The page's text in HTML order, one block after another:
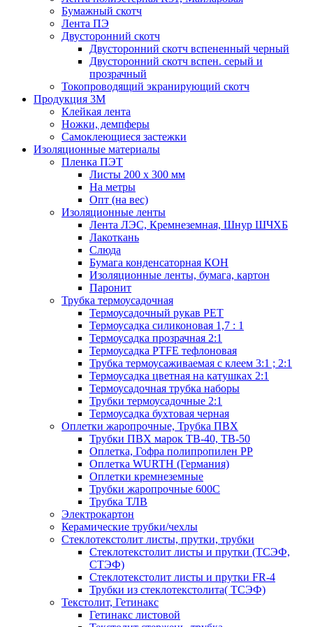
Бумажный скотч
Лента ПЭ
Двусторонний скотч
Двусторонний скотч вспененный черный
Двусторонний скотч вспен. серый и
прозрачный
Токопроводящий экранирующий скотч
Продукция 3M
Клейкая лента
Ножки, демпферы
Самоклеющиеся застежки
Изоляционные материалы
Пленка ПЭТ
Листы 200 х 300 мм
На метры
Опт (на вес)
Изоляционные ленты
Лента ЛЭС, Кремнеземная, Шнур ШЧХБ
Лакоткань
Слюда
Бумага конденсаторная КОН
Изоляционные ленты, бумага, картон
Паронит
Трубка термоусадочная
Термоусадочный рукав PET
Термоусадка силиконовая 1,7 : 1
Термоусадка прозрачная 2:1
Термоусадка PTFE тефлоновая
Трубка термоусаживаемая с клеем 3:1 ; 2:1
Термоусадка цветная на катушках 2:1
Термоусадочная трубка наборы
Трубки термоусадочные 2:1
Термоусадка бухтовая черная
Оплетки жаропрочные, Трубка ПВХ
Трубки ПВХ марок ТВ-40, ТВ-50
Оплетка, Гофра полипропилен PP
Оплетка WURTH (Германия)
Оплетки кремнеземные
Трубки жаропрочные 600С
Трубка ТЛВ
Электрокартон
Керамические трубки/чехлы
Cтеклотекстолит листы, прутки, трубки
Стеклотекстолит листы и прутки (ТСЭФ,
СТЭФ)
Стеклотекстолит листы и прутки FR-4
Трубки из стеклотекстолита( ТСЭФ)
Текстолит, Гетинакс
Гетинакс листовой